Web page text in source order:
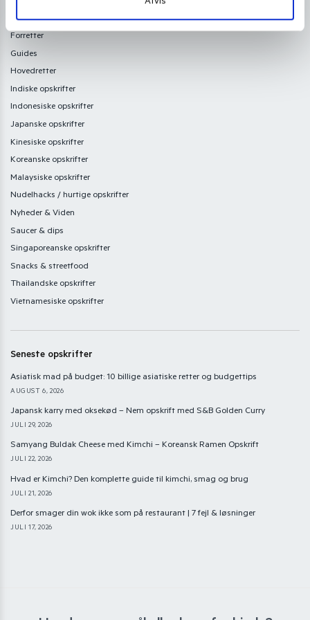
Filippinske opskrifter
Forretter
Guides
Hovedretter
Indiske opskrifter
Indonesiske opskrifter
Japanske opskrifter
Kinesiske opskrifter
Koreanske opskrifter
Malaysiske opskrifter
Nudelhacks / hurtige opskrifter
Nyheder & Viden
Saucer & dips
Singaporeanske opskrifter
Snacks & streetfood
Thailandske opskrifter
Vietnamesiske opskrifter
Seneste opskrifter
Asiatisk mad på budget: 10 billige asiatiske retter og budgettips
AUGUST 6, 2026
Japansk karry med oksekød – Nem opskrift med S&B Golden Curry
JULI 29, 2026
Samyang Buldak Cheese med Kimchi – Koreansk Ramen Opskrift
JULI 22, 2026
Hvad er Kimchi? Den komplette guide til kimchi, smag og brug
JULI 21, 2026
Derfor smager din wok ikke som på restaurant | 7 fejl & løsninger
JULI 17, 2026